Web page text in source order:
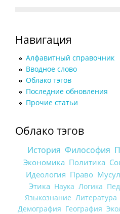
Навигация
Алфавитный справочник
Вводное слово
Облако тэгов
Последние обновления
Прочие статьи
Облако тэгов
История Философия
Экономика Политика
Идеология Право
Этика Наука Логика
Языкознание Литература
Демография География